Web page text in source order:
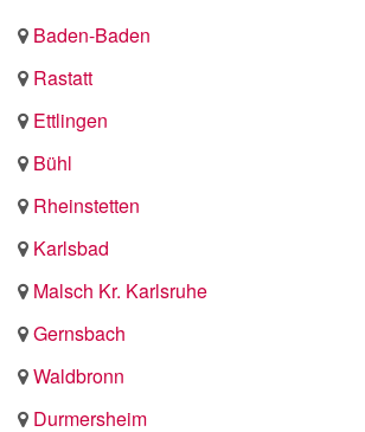
Baden-Baden
Rastatt
Ettlingen
Bühl
Rheinstetten
Karlsbad
Malsch Kr. Karlsruhe
Gernsbach
Waldbronn
Durmersheim